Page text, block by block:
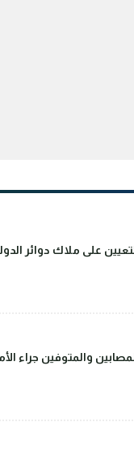
والمتوفين جراء